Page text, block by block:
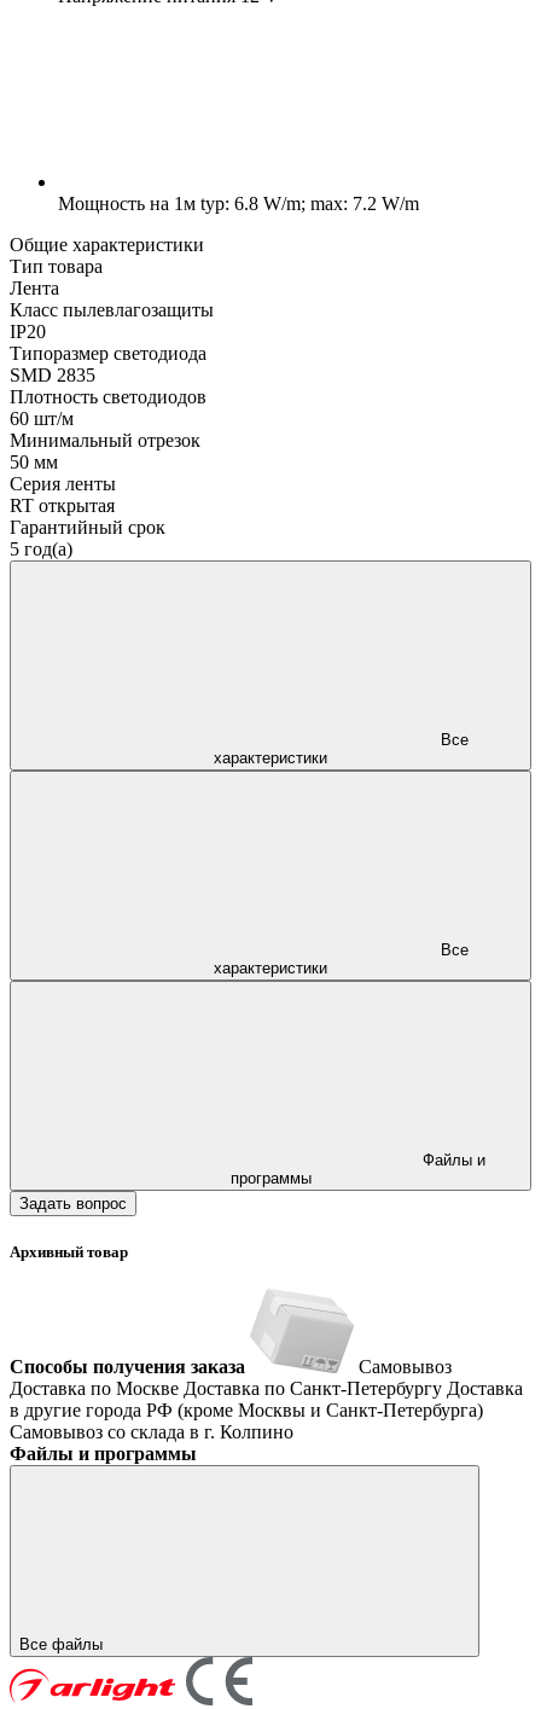
Мощность на 1м typ: 6.8 W/m; max: 7.2 W/m
Общие характеристики
Тип товара
Лента
Класс пылевлагозащиты
IP20
Типоразмер светодиода
SMD 2835
Плотность светодиодов
60 шт/м
Минимальный отрезок
50 мм
Серия ленты
RT открытая
Гарантийный срок
5 год(а)
характеристики
характеристики
программы
Задать вопрос
Архивный товар
Способы получения заказа
Самовывоз
Доставка по Москве Доставка по Санкт-Петербургу Доставка
в другие города РФ (кроме Москвы и Санкт-Петербурга)
Самовывоз со склада в г. Колпино
Файлы и программы
Все файлы